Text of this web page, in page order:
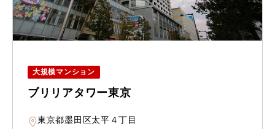
大規模マンション
ブリリアタワー東京
東京都墨田区太平４丁目